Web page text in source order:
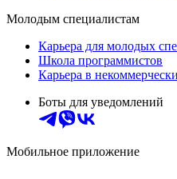
Молодым специалистам
Карьера для молодых
Школа программистов
Карьера в
Боты для уведомлений
Мобильное приложение